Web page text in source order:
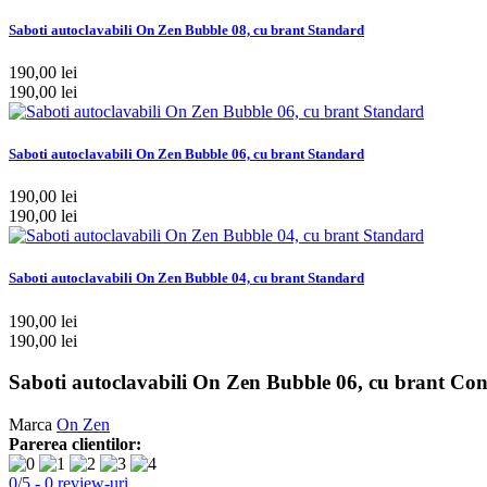
Saboti autoclavabili On Zen Bubble 08, cu brant Standard
190,00 lei
190,00 lei
Saboti autoclavabili On Zen Bubble 06, cu brant Standard
190,00 lei
190,00 lei
Saboti autoclavabili On Zen Bubble 04, cu brant Standard
190,00 lei
190,00 lei
Saboti autoclavabili On Zen Bubble 06, cu brant
Marca On Zen
Parerea clientilor:
0/5 - 0 review-uri